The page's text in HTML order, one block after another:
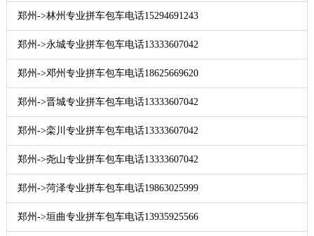
郑州->林州专业拼车包车电话15294691243
郑州->永城专业拼车包车电话13333607042
郑州->邓州专业拼车包车电话18625669620
郑州->晋城专业拼车包车电话13333607042
郑州->栾川专业拼车包车电话13333607042
郑州->尧山专业拼车包车电话13333607042
郑州->菏泽专业拼车包车电话19863025999
郑州->垣曲专业拼车包车电话13935925566